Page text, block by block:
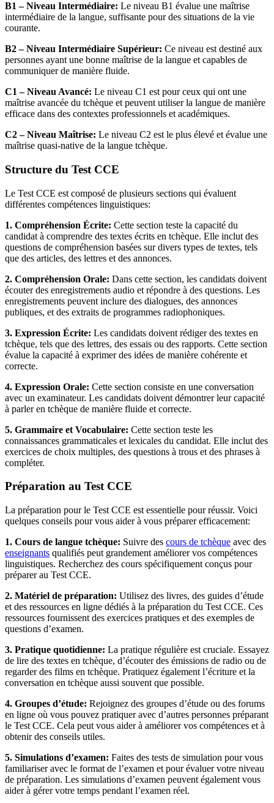
B1 – Niveau Intermédiaire: Le niveau B1 évalue une maîtrise
intermédiaire de la langue, suffisante pour des situations de la vie
courante.
B2 – Niveau Intermédiaire Supérieur: Ce niveau est destiné aux
personnes ayant une bonne maîtrise de la langue et capables de
communiquer de manière fluide.
C1 – Niveau Avancé: Le niveau C1 est pour ceux qui ont une
maîtrise avancée du tchèque et peuvent utiliser la langue de manière
efficace dans des contextes professionnels et académiques.
C2 – Niveau Maîtrise: Le niveau C2 est le plus élevé et évalue une
maîtrise quasi-native de la langue tchèque.
Structure du Test CCE
Le Test CCE est composé de plusieurs sections qui évaluent
différentes compétences linguistiques:
1. Compréhension Écrite: Cette section teste la capacité du
candidat à comprendre des textes écrits en tchèque. Elle inclut des
questions de compréhension basées sur divers types de textes, tels
que des articles, des lettres et des annonces.
2. Compréhension Orale: Dans cette section, les candidats doivent
écouter des enregistrements audio et répondre à des questions. Les
enregistrements peuvent inclure des dialogues, des annonces
publiques, et des extraits de programmes radiophoniques.
3. Expression Écrite: Les candidats doivent rédiger des textes en
tchèque, tels que des lettres, des essais ou des rapports. Cette section
évalue la capacité à exprimer des idées de manière cohérente et
correcte.
4. Expression Orale: Cette section consiste en une conversation
avec un examinateur. Les candidats doivent démontrer leur capacité
à parler en tchèque de manière fluide et correcte.
5. Grammaire et Vocabulaire: Cette section teste les
connaissances grammaticales et lexicales du candidat. Elle inclut des
exercices de choix multiples, des questions à trous et des phrases à
compléter.
Préparation au Test CCE
La préparation pour le Test CCE est essentielle pour réussir. Voici
quelques conseils pour vous aider à vous préparer efficacement:
1. Cours de langue tchèque: Suivre des cours de tchèque avec des
enseignants qualifiés peut grandement améliorer vos compétences
linguistiques. Recherchez des cours spécifiquement conçus pour
préparer au Test CCE.
2. Matériel de préparation: Utilisez des livres, des guides d’étude
et des ressources en ligne dédiés à la préparation du Test CCE. Ces
ressources fournissent des exercices pratiques et des exemples de
questions d’examen.
3. Pratique quotidienne: La pratique régulière est cruciale. Essayez
de lire des textes en tchèque, d’écouter des émissions de radio ou de
regarder des films en tchèque. Pratiquez également l’écriture et la
conversation en tchèque aussi souvent que possible.
4. Groupes d’étude: Rejoignez des groupes d’étude ou des forums
en ligne où vous pouvez pratiquer avec d’autres personnes préparant
le Test CCE. Cela peut vous aider à améliorer vos compétences et à
obtenir des conseils utiles.
5. Simulations d’examen: Faites des tests de simulation pour vous
familiariser avec le format de l’examen et pour évaluer votre niveau
de préparation. Les simulations d’examen peuvent également vous
aider à gérer votre temps pendant l’examen réel.